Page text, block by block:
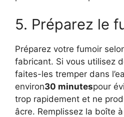
5. Préparez le
Préparez votre fumoir
fabricant. Si vous utilisez
faites-les tremper dans
environ30 minutespour
trop rapidement et ne
âcre. Remplissez la boîte